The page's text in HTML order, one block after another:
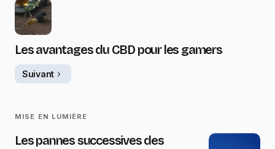
Les avantages du CBD pour les gamers
Suivant
MISE EN LUMIÈRE
Les pannes successives des